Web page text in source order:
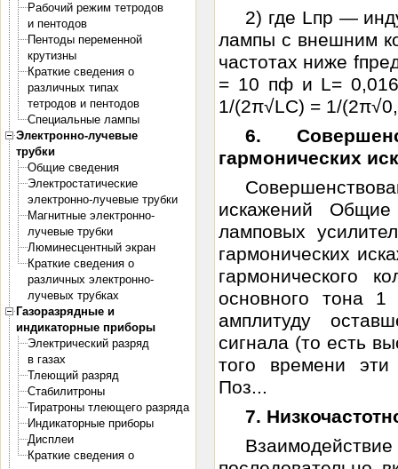
Рабочий режим тетродов
и пентодов
Пентоды переменной
крутизны
Краткие сведения о
различных типах
тетродов и пентодов
Специальные лампы
Электронно-лучевые
трубки
Общие сведения
Электростатические
электронно-лучевые трубки
Магнитные электронно-
лучевые трубки
Люминесцентный экран
Краткие сведения о
различных электронно-
лучевых трубках
Газоразрядные и
индикаторные приборы
Электрический разряд
в газах
Тлеющий разряд
Стабилитроны
Тиратроны тлеющего разряда
Индикаторные приборы
Дисплеи
Краткие сведения о
2) где Lпр —
лампы с внешним
чаcтотах ниже
= 10 пф и L= 0,016
1/(2π√LC) = 1/
6.
гармонических
искажений
ламповых
гармонических
гармонического
основного тона
амплитуду
сигнала (то есть
того времени
Поз...
7.